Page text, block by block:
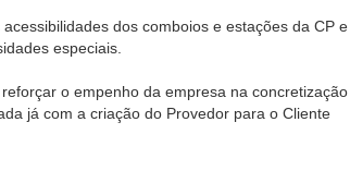
dos comboios e estações da CP e
especiais.
o empenho da empresa na concretização
já com a criação do Provedor para o Cliente